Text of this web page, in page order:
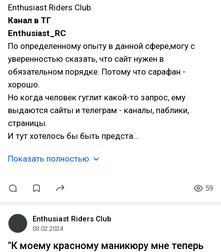
Enthusiast Riders Club.
Канал в ТГ
Enthusiast_RC
По определенному опыту в данной сфере,могу с
уверенностью сказать, что сайт нужен в
обязательном порядке. Потому что сарафан -
хорошо.
Но когда человек гуглит какой-то запрос, ему
выдаются сайты и телеграм - каналы, паблики,
страницы.
И тут хотелось бы быть предста…
Показать полностью
59
Enthusiast Riders Club
03.02.2024
"К моему красному маникюру мне теперь